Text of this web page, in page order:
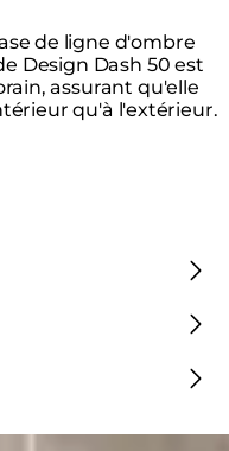
de ligne d'ombre
Design Dash 50 est
assurant qu'elle
qu'à l'extérieur.